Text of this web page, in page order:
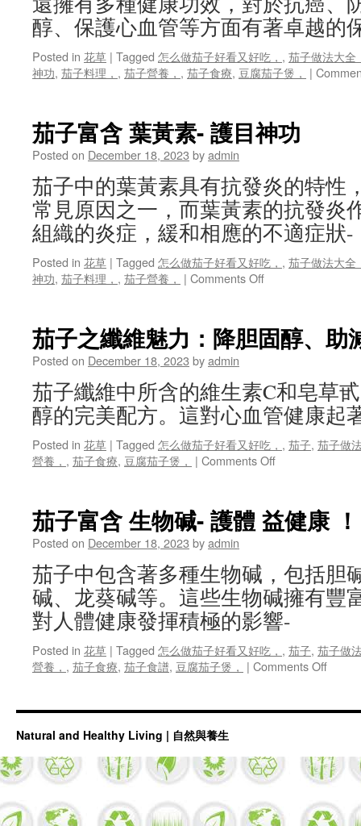
蹟
！
醇、保護心血管等方面有著卓越的
Posted in 花草 | Tagged 怎么做茄子好看又好吃， , 茄子做法大全
神功, 茄子料理， , 茄子營養， , 茄子食療, 豆腐茄子煲， |
茄子富含 葉黃素- 護目神功
Posted on December 18, 2023 byadmin
茄子中的葉黃素具有抗發炎的特性
常見原因之一，而葉黃素的抗發炎
組織的炎症，緩和相應的不適症
Posted in 花草 | Tagged 怎么做茄子好看又好吃， , 茄子做法大全
神功, 茄子料理， , 茄子營養， | Comments Offon
富
含
素-
護
目
神
功
茄子之纖維魅力：降胆固醇、助
Posted on December 18, 2023 byadmin
茄子纖維中所含的維生素C和皂草
醇的完美配方。這對心血管健康
Posted in 花草 | Tagged 怎么做茄子好看又好吃， , 茄子, 茄子做
營養， , 茄子食療, 豆腐茄子煲， | Comments Offon
之
纖
力：
降
胆
固
助
減
茄子富含 生物碱- 護體 益健康 ！
Posted on December 18, 2023 byadmin
茄子中包含著多種生物碱，包括胆
碱、龙葵碱等。這些生物碱擁有豐
對人體健康發揮積極的影響-
Posted in 花草 | Tagged 怎么做茄子好看又好吃， , 茄子, 茄子做
營養， , 茄子食療, 茄子食譜, 豆腐茄子煲， | Comments Offon
富
物
碱-
體
Natural and Healthy Living | 自然與養生